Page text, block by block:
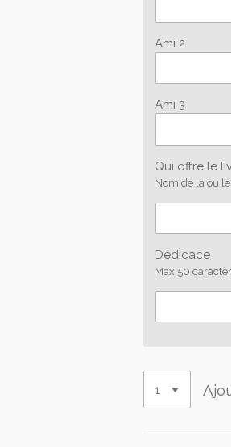
Ami 2
Ami 3
Qui offre le
Nom de la ou
Dédicace
Max 50